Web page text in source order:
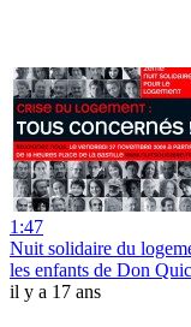
1:47
Nuit solidaire du
les enfants de Don
il y a 17 ans